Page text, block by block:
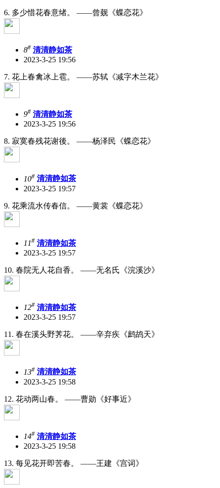
6. 多少惜花春意绪。 ——曾觌《蝶恋花》
8# 清清静如茶
2023-3-25 19:56
7. 花上春禽冰上雹。 ——苏轼《减字木兰花》
9# 清清静如茶
2023-3-25 19:56
8. 寂寞春残花谢後。 ——杨泽民《蝶恋花》
10# 清清静如茶
2023-3-25 19:57
9. 花乘流水传春信。 ——黄裳《蝶恋花》
11# 清清静如茶
2023-3-25 19:57
10. 春院无人花自香。 ——无名氏《浣溪沙》
12# 清清静如茶
2023-3-25 19:57
11. 春在溪头野荠花。 ——辛弃疾《鹧鸪天》
13# 清清静如茶
2023-3-25 19:58
12. 花动两山春。 ——曹勋《好事近》
14# 清清静如茶
2023-3-25 19:58
13. 每见花开即苦春。 ——王建《宫词》